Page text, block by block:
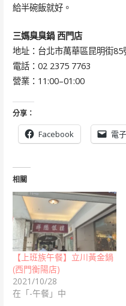
給半碗飯就好。
三媽臭臭鍋 西門店
地址：台北市萬華區昆明街85
電話：02 2375 7763
營業：11:00–01:00
分享：
Facebook 電
相關
【上班族午餐】立川黃金鍋
(西門衡陽店)
2021/10/28
在「-午餐」中